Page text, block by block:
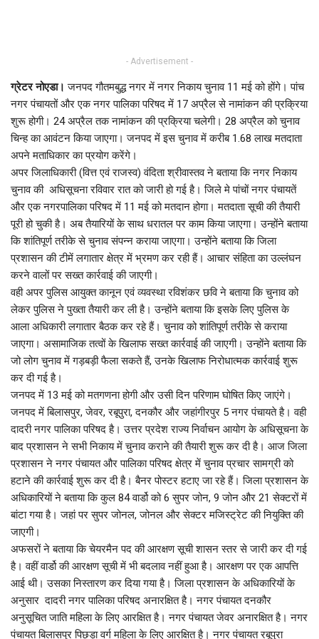
- Advertisement -
ग्रेटर नोएडा। जनपद गौतमबुद्ध नगर में नगर निकाय चुनाव 11 मई को होंगे। पांच
नगर पंचायतों और एक नगर पालिका परिषद में 17 अप्रैल से नामांकन की प्रक्रिया
शुरू होगी। 24 अप्रैल तक नामांकन की प्रक्रिया चलेगी। 28 अप्रैल को चुनाव
चिन्ह का आवंटन किया जाएगा। जनपद में इस चुनाव में करीब 1.68 लाख मतदाता
अपने मताधिकार का प्रयोग करेंगे।
अपर जिलाधिकारी (वित्त एवं राजस्व) वंदिता श्रीवास्तव ने बताया कि नगर निकाय
चुनाव की अधिसूचना रविवार रात को जारी हो गई है। जिले मे पांचों नगर पंचायतें
और एक नगरपालिका परिषद में 11 मई को मतदान होगा। मतदाता सूची की तैयारी
पूरी हो चुकी है। अब तैयारियों के साथ धरातल पर काम किया जाएगा। उन्होंने बताया
कि शांतिपूर्ण तरीके से चुनाव संपन्न कराया जाएगा। उन्होंने बताया कि जिला
प्रशासन की टीमें लगातार क्षेत्र में भ्रमण कर रही हैं। आचार संहिता का उल्लंघन
करने वालों पर सख्त कार्रवाई की जाएगी।
वही अपर पुलिस आयुक्त कानून एवं व्यवस्था रविशंकर छवि ने बताया कि चुनाव को
लेकर पुलिस ने पुख्ता तैयारी कर ली है। उन्होंने बताया कि इसके लिए पुलिस के
आला अधिकारी लगातार बैठक कर रहे हैं। चुनाव को शांतिपूर्ण तरीके से कराया
जाएगा। असामाजिक तत्वों के खिलाफ सख्त कार्रवाई की जाएगी। उन्होंने बताया कि
जो लोग चुनाव में गड़बड़ी फैला सकते हैं, उनके खिलाफ निरोधात्मक कार्रवाई शुरू
कर दी गई है।
जनपद में 13 मई को मतगणना होगी और उसी दिन परिणाम घोषित किए जाएंगे।
जनपद में बिलासपुर, जेवर, रबूपुरा, दनकौर और जहांगीरपुर 5 नगर पंचायते है। वही
दादरी नगर पालिका परिषद है। उत्तर प्रदेश राज्य निर्वाचन आयोग के अधिसूचना के
बाद प्रशासन ने सभी निकाय में चुनाव कराने की तैयारी शुरू कर दी है। आज जिला
प्रशासन ने नगर पंचायत और पालिका परिषद क्षेत्र में चुनाव प्रचार सामग्री को
हटाने की कार्रवाई शुरू कर दी है। बैनर पोस्टर हटाए जा रहे हैं। जिला प्रशासन के
अधिकारियों ने बताया कि कुल 84 वार्डो को 6 सुपर जोन, 9 जोन और 21 सेक्टरों में
बांटा गया है। जहां पर सुपर जोनल, जोनल और सेक्टर मजिस्ट्रेट की नियुक्ति की
जाएगी।
अफसरों ने बताया कि चेयरमैन पद की आरक्षण सूची शासन स्तर से जारी कर दी गई
है। वहीं वार्डो की आरक्षण सूची में भी बदलाव नहीं हुआ है। आरक्षण पर एक आपत्ति
आई थी। उसका निस्तारण कर दिया गया है। जिला प्रशासन के अधिकारियों के
अनुसार दादरी नगर पालिका परिषद अनारक्षित है। नगर पंचायत दनकौर
अनुसूचित जाति महिला के लिए आरक्षित है। नगर पंचायत जेवर अनारक्षित है। नगर
पंचायत बिलासपुर पिछड़ा वर्ग महिला के लिए आरक्षित है। नगर पंचायत रबूपुरा